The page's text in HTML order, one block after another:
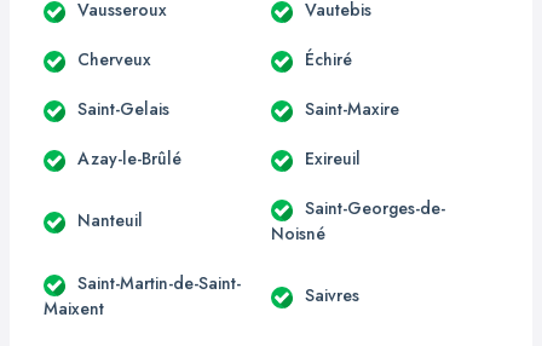
Vausseroux Vautebis
Cherveux Échiré
Saint-Gelais Saint-Maxire
Azay-le-Brûlé Exireuil
Nanteuil
Saint-Georges-de-
Noisné
Saint-Martin-de-Saint-
Maixent
Saivres